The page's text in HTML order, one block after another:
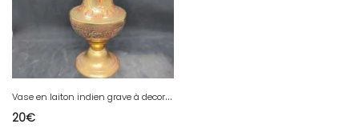
V
ase en laiton indien grave à decor floral en bon etat
20€